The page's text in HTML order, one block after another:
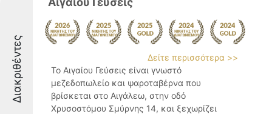
Διακριθέντες
Δείτε περισσότερα >>
Το Αιγαίου Γεύσεις είναι γνωστό
μεζεδοπωλείο και ψαροταβέρνα που
βρίσκεται στο Αιγάλεω, στην οδό
Χρυσοστόμου Σμύρνης 14, και ξεχωρίζει